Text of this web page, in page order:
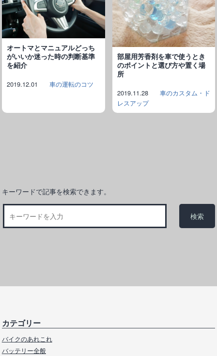
オートマとマニュアルどっち
がいいか迷った時の判断基準
を紹介
2019.12.01 車の運転のコツ
部屋用芳香剤を車で使うとき
のポイントと選び方や置く場
所
2019.11.28
車のカスタム・ド
レスアップ
キーワードで記事を検索できます。
カテゴリー
バイクのあれこれ
バッテリー全般